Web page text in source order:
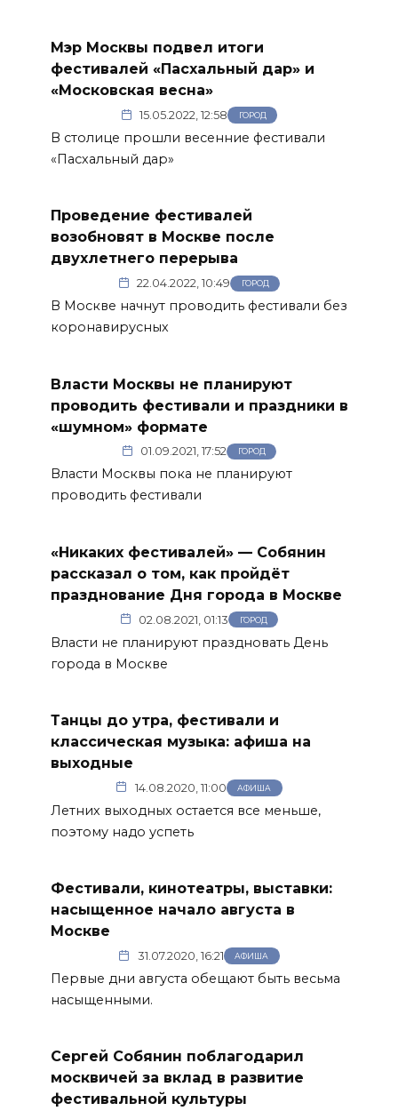
Мэр Москвы подвел итоги
фестивалей «Пасхальный дар» и
«Московская весна»
15.05.2022, 12:58 ГОРОД
В столице прошли весенние фестивали
«Пасхальный дар»
Проведение фестивалей
возобновят в Москве после
двухлетнего перерыва
22.04.2022, 10:49 ГОРОД
В Москве начнут проводить фестивали без
коронавирусных
Власти Москвы не планируют
проводить фестивали и праздники в
«шумном» формате
01.09.2021, 17:52 ГОРОД
Власти Москвы пока не планируют
проводить фестивали
«Никаких фестивалей» — Собянин
рассказал о том, как пройдёт
празднование Дня города в Москве
02.08.2021, 01:13 ГОРОД
Власти не планируют праздновать День
города в Москве
Танцы до утра, фестивали и
классическая музыка: афиша на
выходные
14.08.2020, 11:00 АФИША
Летних выходных остается все меньше,
поэтому надо успеть
Фестивали, кинотеатры, выставки:
насыщенное начало августа в
Москве
31.07.2020, 16:21 АФИША
Первые дни августа обещают быть весьма
насыщенными.
Сергей Собянин поблагодарил
москвичей за вклад в развитие
фестивальной культуры